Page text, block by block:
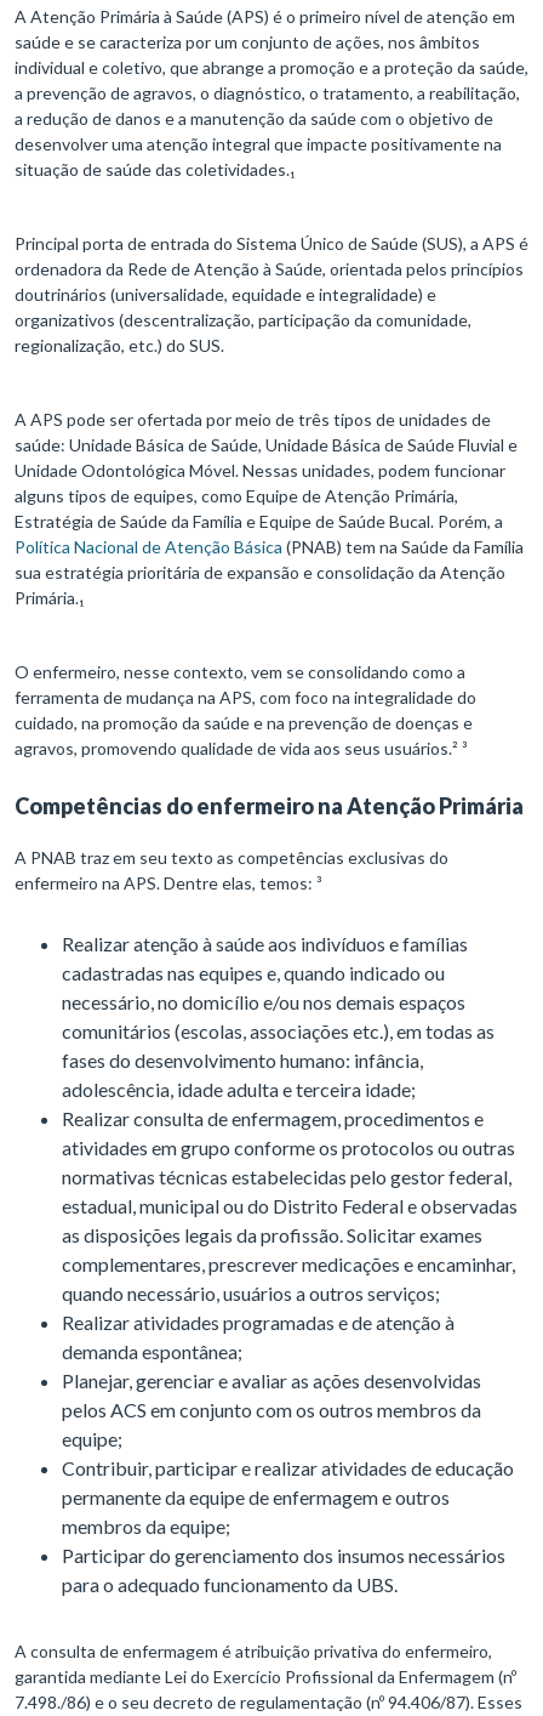
A Atenção Primária à Saúde (APS) é o primeiro nível de atenção em
saúde e se caracteriza por um conjunto de ações, nos âmbitos
individual e coletivo, que abrange a promoção e a proteção da saúde,
a prevenção de agravos, o diagnóstico, o tratamento, a reabilitação,
a redução de danos e a manutenção da saúde com o objetivo de
desenvolver uma atenção integral que impacte positivamente na
situação de saúde das coletividades.₁
Principal porta de entrada do Sistema Único de Saúde (SUS), a APS é
ordenadora da Rede de Atenção à Saúde, orientada pelos princípios
doutrinários (universalidade, equidade e integralidade) e
organizativos (descentralização, participação da comunidade,
regionalização, etc.) do SUS.
A APS pode ser ofertada por meio de três tipos de unidades de
saúde: Unidade Básica de Saúde, Unidade Básica de Saúde Fluvial e
Unidade Odontológica Móvel. Nessas unidades, podem funcionar
alguns tipos de equipes, como Equipe de Atenção Primária,
Estratégia de Saúde da Família e Equipe de Saúde Bucal. Porém, a
Política Nacional de Atenção Básica (PNAB) tem na Saúde da Família
sua estratégia prioritária de expansão e consolidação da Atenção
Primária.₁
O enfermeiro, nesse contexto, vem se consolidando como a
ferramenta de mudança na APS, com foco na integralidade do
cuidado, na promoção da saúde e na prevenção de doenças e
agravos, promovendo qualidade de vida aos seus usuários.² ³
Competências do enfermeiro na Atenção Primária
A PNAB traz em seu texto as competências exclusivas do
enfermeiro na APS. Dentre elas, temos: ³
Realizar atenção à saúde aos indivíduos e famílias
cadastradas nas equipes e, quando indicado ou
necessário, no domicílio e/ou nos demais espaços
comunitários (escolas, associações etc.), em todas as
fases do desenvolvimento humano: infância,
adolescência, idade adulta e terceira idade;
Realizar consulta de enfermagem, procedimentos e
atividades em grupo conforme os protocolos ou outras
normativas técnicas estabelecidas pelo gestor federal,
estadual, municipal ou do Distrito Federal e observadas
as disposições legais da profissão. Solicitar exames
complementares, prescrever medicações e encaminhar,
quando necessário, usuários a outros serviços;
Realizar atividades programadas e de atenção à
demanda espontânea;
Planejar, gerenciar e avaliar as ações desenvolvidas
pelos ACS em conjunto com os outros membros da
equipe;
Contribuir, participar e realizar atividades de educação
permanente da equipe de enfermagem e outros
membros da equipe;
Participar do gerenciamento dos insumos necessários
para o adequado funcionamento da UBS.
A consulta de enfermagem é atribuição privativa do enfermeiro,
garantida mediante Lei do Exercício Profissional da Enfermagem (nº
7.498./86) e o seu decreto de regulamentação (nº 94.406/87). Esses